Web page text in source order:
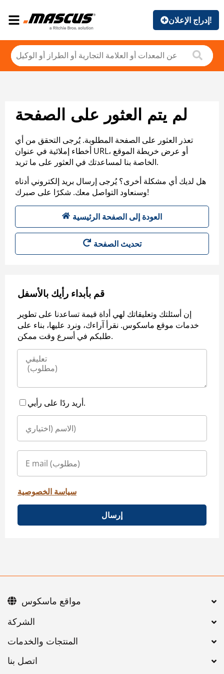
إدراج الإعلان!
لم يتم العثور على الصفحة
تعذر العثور على الصفحة المطلوبة. يُرجى التحقق من أي
أخطاء إملائية في عنوان URL، أو عرض خريطة الموقع
الخاصة بنا لمساعدتك في العثور على ما تريد.
هل لديك أي مشكلة أخرى؟ يُرجى إرسال بريد إلكتروني أدناه
وسنعاود التواصل معك. شكرًا على صبرك!
العودة إلى الصفحة الرئيسية
تحديث الصفحة
قم بأبداء رأيك بالأسفل
إن أسئلتك وتعليقاتك لهي أداة قيمة تساعدنا على تطوير
خدمات موقع ماسكوس. نقرأ آراءك، ونرد عليها، بناء على
طلبكم في أسرع وقت ممكن.
أريد ردًا على رأيي.
سياسة الخصوصية
إرسال
اتصل بنا
مواقع ماسكوس